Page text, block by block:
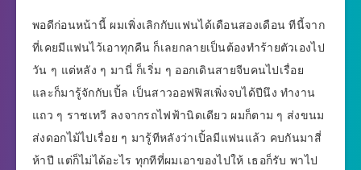
พอดีก่อนหน้านี้ ผมเพิ่งเลิกกับแฟนได้เดือนสองเดือน ทีนี้จาก
ที่เคยมีแฟนไว้เอาทุกคืน ก็เลยกลายเป็นต้องทำร้ายตัวเองไป
วัน ๆ แต่หลัง ๆ มานี่ ก็เริ่ม ๆ ออกเดินสายจีบคนไปเรื่อย
และก็มารู้จักกับเปิ้ล เป็นสาวออฟฟิสเพิ่งจบได้ปีนึง ทำงาน
แถว ๆ ราชเทวี ลงจากรถไฟฟ้านิดเดียว ผมก็ตาม ๆ ส่งขนม
ส่งดอกไม้ไปเรื่อย ๆ มารู้ทีหลังว่าเปิ้ลมีแฟนแล้ว คบกันมาสี่
ห้าปี แต่ก็ไม่ได้อะไร ทุกทีที่ผมเอาของไปให้ เธอก็รับ พาไป